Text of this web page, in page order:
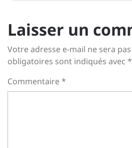
Laisser un
Votre adresse e-mail ne sera
obligatoires sont indiqués avec *
Commentaire*